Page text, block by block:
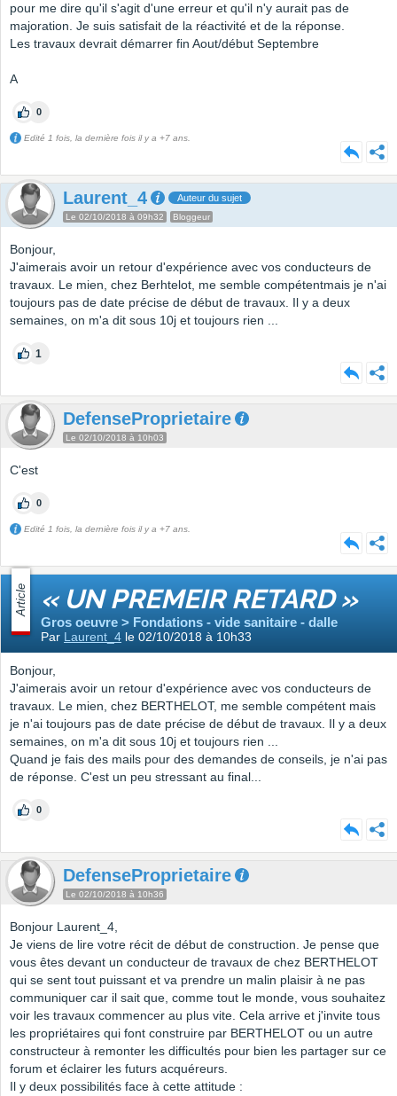
pour me dire qu'il s'agit d'une erreur et qu'il n'y aurait pas de
majoration. Je suis satisfait de la réactivité et de la réponse.
Les travaux devrait démarrer fin Aout/début Septembre
A
0
Edité 1 fois, la dernière fois il y a +7 ans.
Laurent_4 Auteur du sujet
Le 02/10/2018 à 09h32 Bloggeur
Bonjour,
J'aimerais avoir un retour d'expérience avec vos conducteurs de
travaux. Le mien, chez Berhtelot, me semble compétentmais je n'ai
toujours pas de date précise de début de travaux. Il y a deux
semaines, on m'a dit sous 10j et toujours rien ...
1
DefenseProprietaire
Le 02/10/2018 à 10h03
C'est
0
Edité 1 fois, la dernière fois il y a +7 ans.
Article « UN PREMEIR RETARD »
Gros oeuvre > Fondations - vide sanitaire - dalle
Par Laurent_4 le 02/10/2018 à 10h33
Bonjour,
J'aimerais avoir un retour d'expérience avec vos conducteurs de
travaux. Le mien, chez BERTHELOT, me semble compétent mais
je n'ai toujours pas de date précise de début de travaux. Il y a deux
semaines, on m'a dit sous 10j et toujours rien ...
Quand je fais des mails pour des demandes de conseils, je n'ai pas
de réponse. C'est un peu stressant au final...
0
DefenseProprietaire
Le 02/10/2018 à 10h36
Bonjour Laurent_4,
Je viens de lire votre récit de début de construction. Je pense que
vous êtes devant un conducteur de travaux de chez BERTHELOT
qui se sent tout puissant et va prendre un malin plaisir à ne pas
communiquer car il sait que, comme tout le monde, vous souhaitez
voir les travaux commencer au plus vite. Cela arrive et j'invite tous
les propriétaires qui font construire par BERTHELOT ou un autre
constructeur à remonter les difficultés pour bien les partager sur ce
forum et éclairer les futurs acquéreurs.
Il y deux possibilités face à cette attitude :